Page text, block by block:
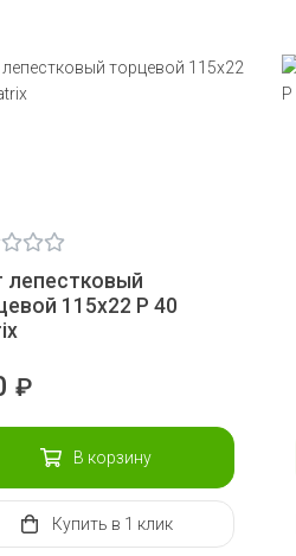
лепестковый
115х22 Р 40
₽
В корзину
Купить в 1 клик